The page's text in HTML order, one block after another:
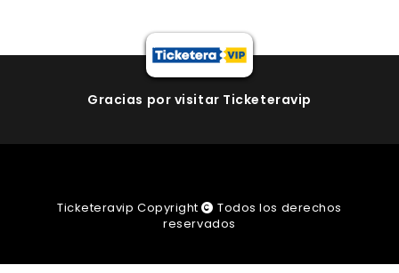
Gracias por visitar Ticketeravip
Ticketeravip Copyright
Todos los derechos
reservados